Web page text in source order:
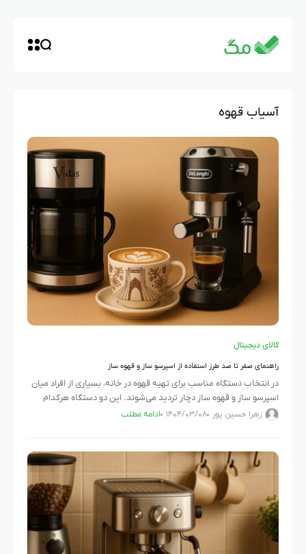
آسیاب قهوه
کالای دیجیتال
راهنمای صفر تا صد طرز استفاده از اسپرسو ساز و قهوه ساز
در انتخاب دستگاه مناسب برای تهیه قهوه در خانه، بسیاری از افراد میان
اسپرسو ساز و قهوه ساز دچار تردید می‌شوند. این دو دستگاه هرکدام
ویژگی‌ها و مزایای خاص خود
زهرا حسین پور ۱۴۰۴/۰۳/۰۸ ادامه مطلب